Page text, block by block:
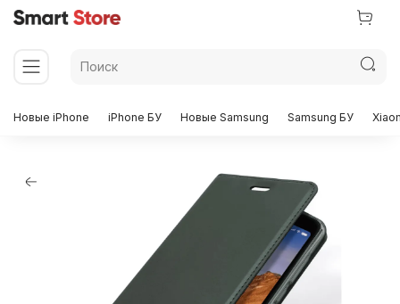
Новые iPhone iPhone БУ Новые Samsung Samsung БУ